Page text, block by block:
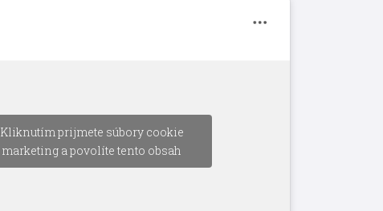
Kliknutím prijmete súbory cookie
marketing a povolíte tento obsah